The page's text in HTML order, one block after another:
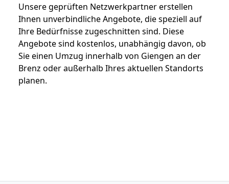
Unsere geprüften Netzwerkpartner erstellen
Ihnen unverbindliche Angebote, die speziell auf
Ihre Bedürfnisse zugeschnitten sind. Diese
Angebote sind kostenlos, unabhängig davon, ob
Sie einen Umzug innerhalb von Giengen an der
Brenz oder außerhalb Ihres aktuellen Standorts
planen.